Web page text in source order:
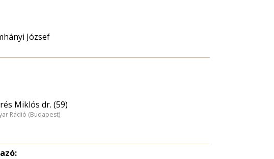
József
Miklós dr. (59)
Rádió (Budapest)